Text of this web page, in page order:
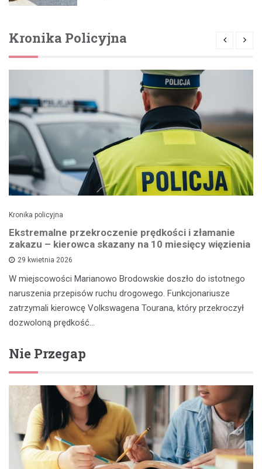
Kronika Policyjna
Kronika policyjna
Ekstremalne przekroczenie prędkości i złamanie
zakazu – kierowca skazany na 10 miesięcy więzienia
29 kwietnia 2026
W miejscowości Marianowo Brodowskie doszło do istotnego
naruszenia przepisów ruchu drogowego. Funkcjonariusze
zatrzymali kierowcę Volkswagena Tourana, który przekroczył
dozwoloną prędkość…
Nie Przegap